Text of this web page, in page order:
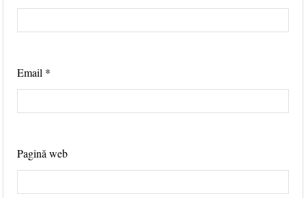
Email *
Pagină web